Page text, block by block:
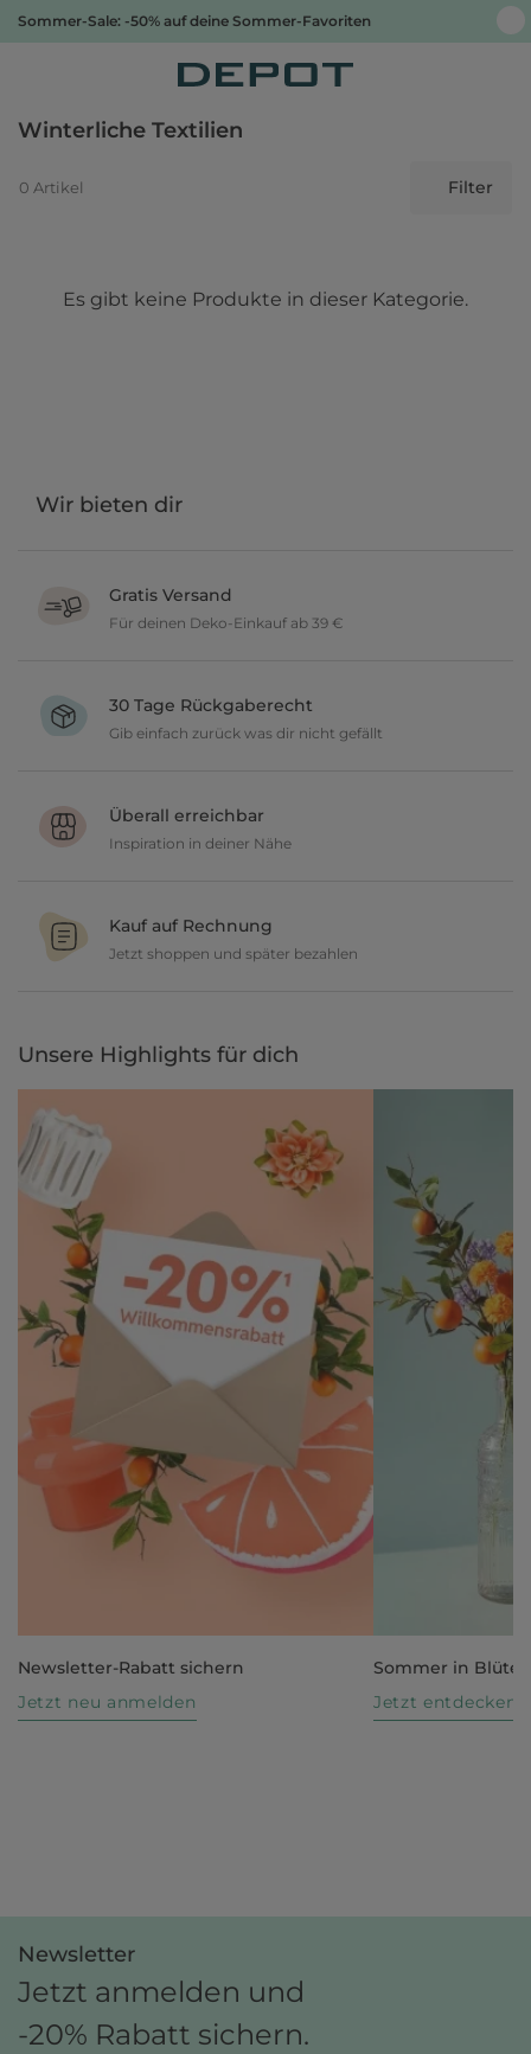
Sommer-Sale: -50% auf deine Sommer-Favoriten
Winterliche Textilien
0 Artikel Filter
Es gibt keine Produkte in dieser Kategorie.
Wir bieten dir
Gratis Versand
Für deinen Deko-Einkauf ab 39 €
30 Tage Rückgaberecht
Gib einfach zurück was dir nicht gefällt
geben dir 30 Tage Zeit etwas zurückzusenden.
Überall erreichbar
Inspiration in deiner Nähe
und lasse dich inspirieren.
Kauf auf Rechnung
Jetzt shoppen und später bezahlen
Unsere Highlights für dich
Newsletter-Rabatt sichern
Jetzt neu anmelden
Sommer in Blüte
Jetzt entdecken
Newsletter
Jetzt anmelden und
-20% Rabatt sichern.